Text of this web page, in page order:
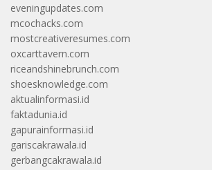
eveningupdates.com
mcochacks.com
mostcreativeresumes.com
oxcarttavern.com
riceandshinebrunch.com
shoesknowledge.com
aktualinformasi.id
faktadunia.id
gapurainformasi.id
gariscakrawala.id
gerbangcakrawala.id